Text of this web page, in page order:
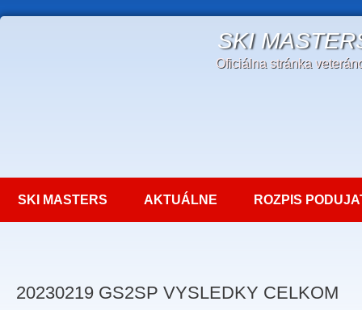
SKI
Oficiálna stránka
SKI MASTERS AKTUÁLNE ROZPIS
20230219 GS2SP VYSLEDKY CELKOM